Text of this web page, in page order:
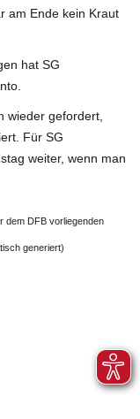
am Ende kein Kraut
hat SG
wieder gefordert,
Für SG
weiter, wenn man
dem DFB vorliegenden
generiert)